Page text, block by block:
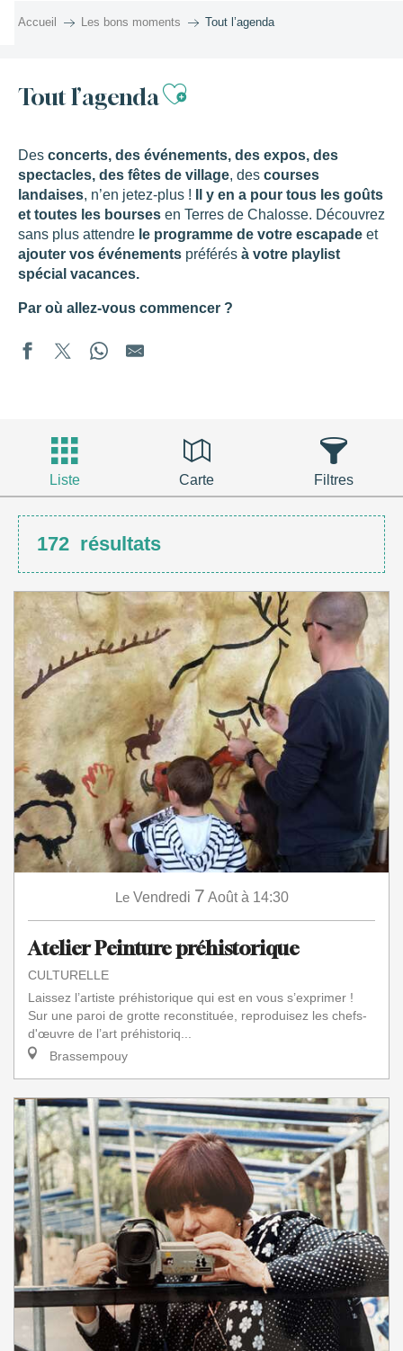
Accueil Les bons moments Tout l’agenda
Tout l’agendaAjouter aux
Des concerts, des événements, des expos, des
spectacles, des fêtes de village, des courses
landaises, n’en jetez-plus !
Il y en a pour tous les goûts
et toutes les bourses en Terres de Chalosse. Découvrez
sans plus attendre le programme de votre escapade et
ajouter vos événements préférés à votre playlist
spécial vacances.
Par où allez-vous commencer ?
Liste Carte Filtres
172 résultats
Le Vendredi 7 Août à 14:30
Atelier Peinture préhistorique
CULTURELLE
Laissez l’artiste préhistorique qui est en vous s’exprimer !
Sur une paroi de grotte reconstituée, reproduisez les chefs-
d'œuvre de l’art préhistoriq...
Brassempouy